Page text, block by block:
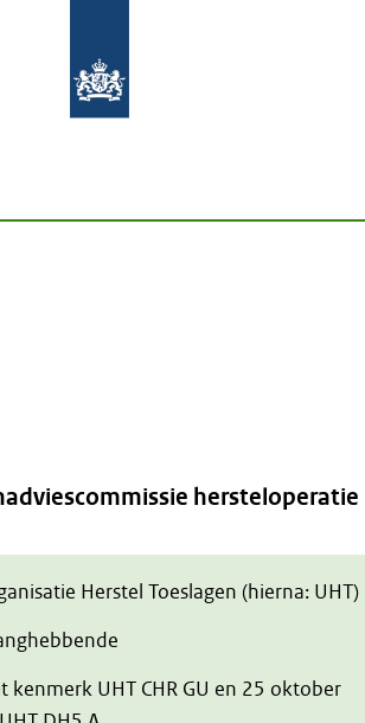
hersteloperatie
Herstel Toeslagen (hierna: UHT)
kenmerk UHT CHR GU en 25 oktober